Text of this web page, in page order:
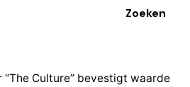
Zoeken
Culture” bevestigt waarde